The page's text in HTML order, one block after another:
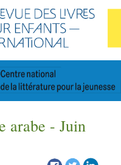
arabe - Juin